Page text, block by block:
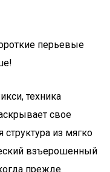
перьевые
техника
свое
из мягко
взъерошенный
прежде.